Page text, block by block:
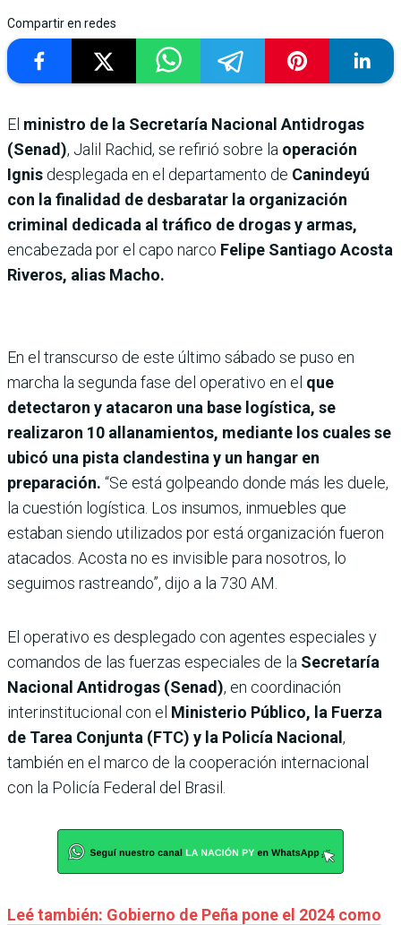
Compartir en redes
El ministro de la Secretaría Nacional Antidrogas
(Senad), Jalil Rachid, se refirió sobre la operación
Ignis desplegada en el departamento de Canindeyú
con la finalidad de desbaratar la organización
criminal dedicada al tráfico de drogas y armas,
encabezada por el capo narco Felipe Santiago Acosta
Riveros, alias Macho.
En el transcurso de este último sábado se puso en
marcha la segunda fase del operativo en el que
detectaron y atacaron una base logística, se
realizaron 10 allanamientos, mediante los cuales se
ubicó una pista clandestina y un hangar en
preparación. “Se está golpeando donde más les duele,
la cuestión logística. Los insumos, inmuebles que
estaban siendo utilizados por está organización fueron
atacados. Acosta no es invisible para nosotros, lo
seguimos rastreando”, dijo a la 730 AM.
El operativo es desplegado con agentes especiales y
comandos de las fuerzas especiales de la Secretaría
Nacional Antidrogas (Senad), en coordinación
interinstitucional con el Ministerio Público, la Fuerza
de Tarea Conjunta (FTC) y la Policía Nacional,
también en el marco de la cooperación internacional
con la Policía Federal del Brasil.
Leé también: Gobierno de Peña pone el 2024 como